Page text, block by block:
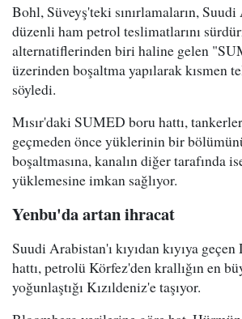
Bohl, Süveyş'teki sınırlamaların, Suudi
düzenli ham petrol teslimatlarını
alternatiflerinden biri haline gelen
üzerinden boşaltma yapılarak kısmen
söyledi.
Mısır'daki SUMED boru hattı,
geçmeden önce yüklerinin bir
boşaltmasına, kanalın diğer tarafında
yüklemesine imkan sağlıyor.
Yenbu'da artan ihracat
Suudi Arabistan'ı kıyıdan kıyıya
hattı, petrolü Körfez'den krallığın en
yoğunlaştığı Kızıldeniz'e taşıyor.